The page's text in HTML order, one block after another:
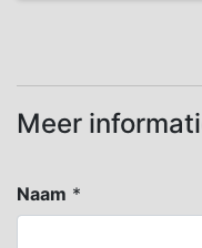
Meer
Naam *